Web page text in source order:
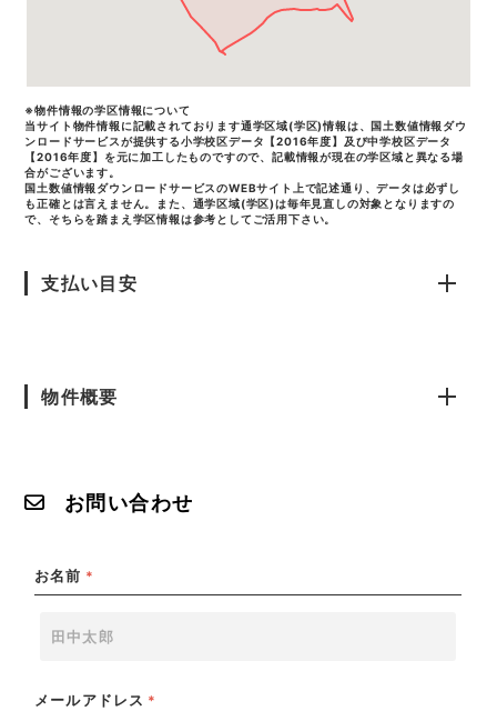
※物件情報の学区情報について
当サイト物件情報に記載されております通学区域(学区)情報は、国土数値情報ダウ
ンロードサービスが提供する小学校区データ【2016年度】及び中学校区データ
【2016年度】を元に加工したものですので、記載情報が現在の学区域と異なる場
合がございます。
国土数値情報ダウンロードサービスのWEBサイト上で記述通り、データは必ずし
も正確とは言えません。また、通学区域(学区)は毎年見直しの対象となりますの
で、そちらを踏まえ学区情報は参考としてご活用下さい。
支払い目安
物件概要
お問い合わせ
お名前 *
メールアドレス *